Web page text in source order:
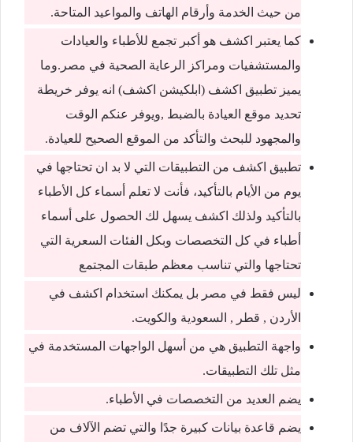
من حيث الخدمة وأرقام الهاتف والمواعيد المتاحة.
كما يعتبر اكشف هو أكبر تجمع للأطباء والعيادات
والمستشفيات ومراكز الرعاية الصحية في مصر.وما
يميز تطبيق اكشف (ابلكيشن اكشف) انه يوفر خريطة
تحديد موقع العيادة بالضبط ,ويوفر عنكم الوقت
والمجهود للبحث والتأكد من الموقع الصحيح للعيادة.
تطبيق اكشف من التطبيقات التي لا بد ان تحتاجها في
يوم من الأيام بالتأكيد، فأنت لا تعلم أسماء كل الأطباء
بالتأكيد ولذلك اكشف يسهل لك الحصول على أسماء
أطباء في كل التخصصات وبكل الفئات السعرية التي
تحتاجها والتي تناسب معظم طبقات المجتمع
ليس فقط في مصر بل يمكنك استخدام اكشف في
الأردن , قطر , السعودية والكويت.
واجهة التطبيق هي من أسهل الواجهات المستخدمة في
مثل تلك التطبيقات.
يضم العديد من التخصصات في الأطباء.
يضم قاعدة بيانات كبيرة جدًا والتي تضم الآلاف من